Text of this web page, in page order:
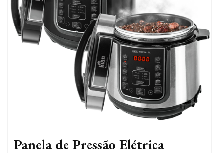
Panela de Pressão Elétrica